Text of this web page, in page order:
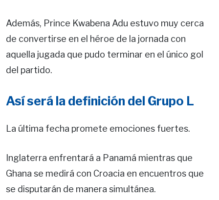
Además, Prince Kwabena Adu estuvo muy cerca
de convertirse en el héroe de la jornada con
aquella jugada que pudo terminar en el único gol
del partido.
Así será la definición del Grupo L
La última fecha promete emociones fuertes.
Inglaterra enfrentará a Panamá mientras que
Ghana se medirá con Croacia en encuentros que
se disputarán de manera simultánea.